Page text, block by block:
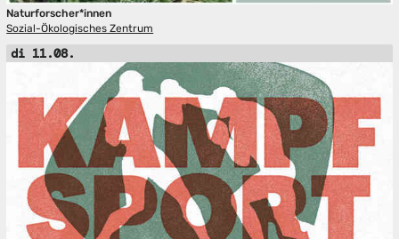
Naturforscher*innen
Sozial-Ökologisches Zentrum
di 11.08.